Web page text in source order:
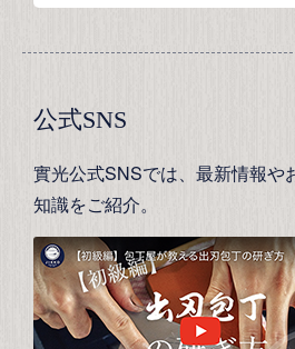
公式SNS
實光公式SNSでは、最新情報や
知識をご紹介。